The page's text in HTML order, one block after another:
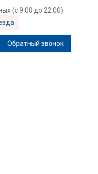
(с 9:00 до 22:00)
Обратный звонок